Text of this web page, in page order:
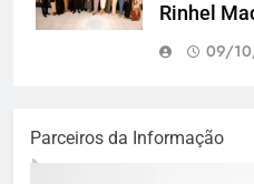
Rinhel
09/
Parceiros da Informação